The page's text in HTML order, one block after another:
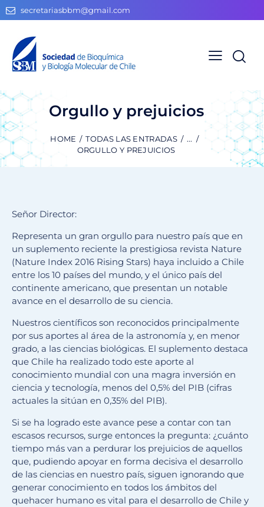
secretariasbbm@gmail.com
Orgullo y prejuicios
HOME TODAS LAS ENTRADAS
...
ORGULLO Y PREJUICIOS
Señor Director:
Representa un gran orgullo para nuestro país que en
un suplemento reciente la prestigiosa revista Nature
(Nature Index 2016 Rising Stars) haya incluido a Chile
entre los 10 países del mundo, y el único país del
continente americano, que presentan un notable
avance en el desarrollo de su ciencia.
Nuestros científicos son reconocidos principalmente
por sus aportes al área de la astronomía y, en menor
grado, a las ciencias biológicas. El suplemento destaca
que Chile ha realizado todo este aporte al
conocimiento mundial con una magra inversión en
ciencia y tecnología, menos del 0,5% del PIB (cifras
actuales la sitúan en 0,35% del PIB).
Si se ha logrado este avance pese a contar con tan
escasos recursos, surge entonces la pregunta: ¿cuánto
tiempo más van a perdurar los prejuicios de aquellos
que, pudiendo apoyar en forma decisiva el desarrollo
de las ciencias en nuestro país, siguen ignorando que
generar conocimiento en todos los ámbitos del
quehacer humano es vital para el desarrollo de Chile y